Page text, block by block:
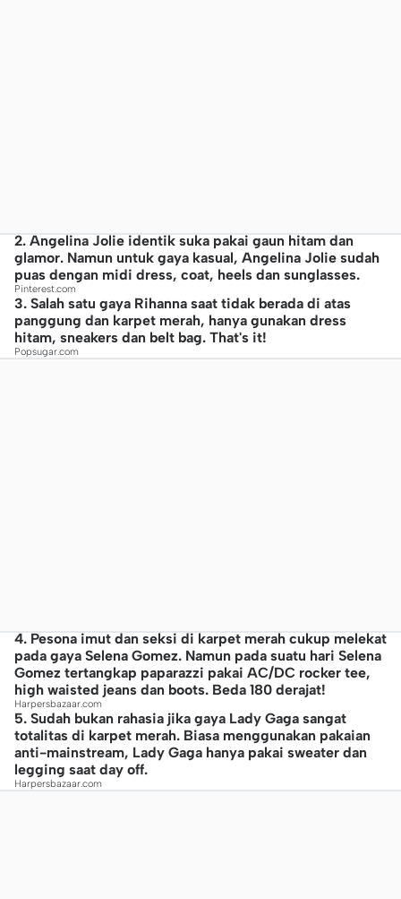
2. Angelina Jolie identik suka pakai gaun hitam dan
glamor. Namun untuk gaya kasual, Angelina Jolie sudah
puas dengan midi dress, coat, heels dan sunglasses.
Pinterest.com
3. Salah satu gaya Rihanna saat tidak berada di atas
panggung dan karpet merah, hanya gunakan dress
hitam, sneakers dan belt bag. That's it!
Popsugar.com
4. Pesona imut dan seksi di karpet merah cukup melekat
pada gaya Selena Gomez. Namun pada suatu hari Selena
Gomez tertangkap paparazzi pakai AC/DC rocker tee,
high waisted jeans dan boots. Beda 180 derajat!
Harpersbazaar.com
5. Sudah bukan rahasia jika gaya Lady Gaga sangat
totalitas di karpet merah. Biasa menggunakan pakaian
anti-mainstream, Lady Gaga hanya pakai sweater dan
legging saat day off.
Harpersbazaar.com